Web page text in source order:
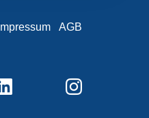
Impressum
AGB